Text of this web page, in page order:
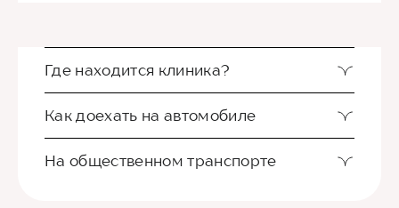
Где находится клиника?
Как доехать на автомобиле
На общественном транспорте